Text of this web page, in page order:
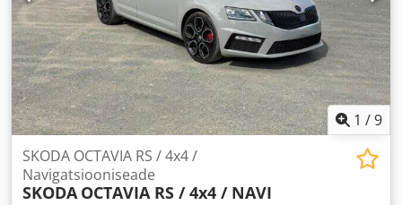
1 /9
SKODA OCTAVIA RS / 4x4 /
Navigatsiooniseade
SKODA OCTAVIA RS / 4x4 / NAVI